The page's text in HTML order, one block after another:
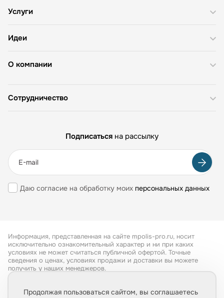
О компании
Услуги
Идеи
Сотрудничество
Подписаться на рассылку
Даю согласие на обработку моих персональных данных
Информация, представленная на сайте mpolis-pro.ru, носит
исключительно ознакомительный характер и ни при каких
условиях не может считаться публичной офертой. Точные
сведения о ценах, условиях продажи и доставки вы можете
получить у наших менеджеров.
Продолжая пользоваться сайтом, вы соглашаетесь